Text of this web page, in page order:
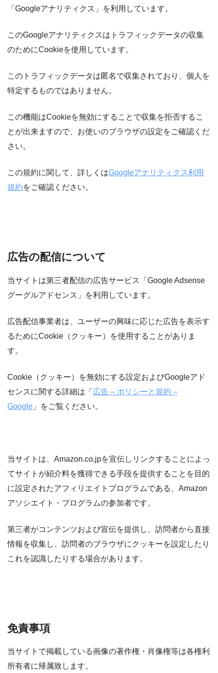
「Googleアナリティクス」を利用しています。
このGoogleアナリティクスはトラフィックデータの収集
のためにCookieを使用しています。
このトラフィックデータは匿名で収集されており、個人を
特定するものではありません。
この機能はCookieを無効にすることで収集を拒否するこ
とが出来ますので、お使いのブラウザの設定をご確認くだ
さい。
この規約に関して、詳しくはGoogleアナリティクス利用
規約をご確認ください。
広告の配信について
当サイトは第三者配信の広告サービス「Google Adsense
グーグルアドセンス」を利用しています。
広告配信事業者は、ユーザーの興味に応じた広告を表示す
るためにCookie（クッキー）を使用することがありま
す。
Cookie（クッキー）を無効にする設定およびGoogleアド
センスに関する詳細は「 広告 – ポリシーと規約 –
Google 」をご覧ください。
当サイトは、Amazon.co.jpを宣伝しリンクすることによっ
てサイトが紹介料を獲得できる手段を提供することを目的
に設定されたアフィリエイトプログラムである、Amazon
アソシエイト・プログラムの参加者です。
第三者がコンテンツおよび宣伝を提供し、訪問者から直接
情報を収集し、訪問者のブラウザにクッキーを設定したり
これを認識したりする場合があります。
免責事項
当サイトで掲載している画像の著作権・肖像権等は各権利
所有者に帰属致します。